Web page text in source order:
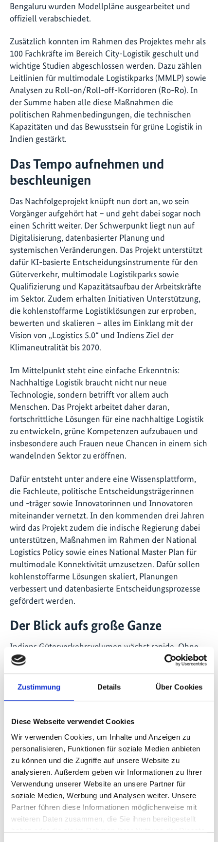
Zustimmung Details Über Cookies
Diese Webseite verwendet Cookies
Wir verwenden Cookies, um Inhalte und Anzeigen zu
personalisieren, Funktionen für soziale Medien anbieten
zu können und die Zugriffe auf unsere Website zu
analysieren. Außerdem geben wir Informationen zu Ihrer
Verwendung unserer Website an unsere Partner für
soziale Medien, Werbung und Analysen weiter. Unsere
Partner führen diese Informationen möglicherweise mit
weiteren Daten zusammen, die Sie ihnen bereitgestellt
haben oder die sie im Rahmen Ihrer Nutzung der Dienste
Bengaluru wurden Modellpläne ausgearbeitet und
offiziell verabschiedet.
Zusätzlich konnten im Rahmen des Projektes mehr als
100 Fachkräfte im Bereich City-Logistik geschult und
wichtige Studien abgeschlossen werden. Dazu zählen
Leitlinien für multimodale Logistikparks (MMLP) sowie
Analysen zu Roll-on/Roll-off-Korridoren (Ro-Ro). In
der Summe haben alle diese Maßnahmen die
politischen Rahmenbedingungen, die technischen
Kapazitäten und das Bewusstsein für grüne Logistik in
Indien gestärkt.
Das Tempo aufnehmen und
beschleunigen
Das Nachfolgeprojekt knüpft nun dort an, wo sein
Vorgänger aufgehört hat – und geht dabei sogar noch
einen Schritt weiter. Der Schwerpunkt liegt nun auf
Digitalisierung, datenbasierter Planung und
systemischen Veränderungen. Das Projekt unterstützt
dafür KI-basierte Entscheidungsinstrumente für den
Güterverkehr, multimodale Logistikparks sowie
Qualifizierung und Kapazitätsaufbau der Arbeitskräfte
im Sektor. Zudem erhalten Initiativen Unterstützung,
die kohlenstoffarme Logistiklösungen zur erproben,
bewerten und skalieren – alles im Einklang mit der
Vision von „Logistics 5.0“ und Indiens Ziel der
Klimaneutralität bis 2070.
Im Mittelpunkt steht eine einfache Erkenntnis:
Nachhaltige Logistik braucht nicht nur neue
Technologie, sondern betrifft vor allem auch
Menschen. Das Projekt arbeitet daher daran,
fortschrittliche Lösungen für eine nachhaltige Logistik
zu entwickeln, grüne Kompetenzen aufzubauen und
insbesondere auch Frauen neue Chancen in einem sich
wandelnden Sektor zu eröffnen.
Dafür entsteht unter andere eine Wissensplattform,
die Fachleute, politische Entscheidungsträgerinnen
und -träger sowie Innovatorinnen und Innovatoren
miteinander vernetzt. In den kommenden drei Jahren
wird das Projekt zudem die indische Regierung dabei
unterstützen, Maßnahmen im Rahmen der National
Logistics Policy sowie eines National Master Plan für
multimodale Konnektivität umzusetzen. Dafür sollen
kohlenstoffarme Lösungen skaliert, Planungen
verbessert und datenbasierte Entscheidungsprozesse
gefördert werden.
Der Blick aufs große Ganze
Indiens Güterverkehrsvolumen wächst rapide. Ohne
ein rechtzeitiges Gegensteuern sind weiter steigende
Emissionen unvermeidbar. Damit ein klimafreundlicher
Güterverkehr in Indien Realität werden kann, ist es
fest in den politischen Rahmenbedingungen für die
Logistikbranche zu verankern – mit städtischen Plänen
bis hin zu nationalen Rahmenwerken.
Integrierte, kohlenstoffarme und digitale Lösungen
sind notwendig, damit der Wandel gelingt. Die
Internationale Klimaschutzinitiative (IKI) treibt genau
dies voran. Unter diesem Dach entstehen unter
anderem KI-basierte und digitale Systeme, die